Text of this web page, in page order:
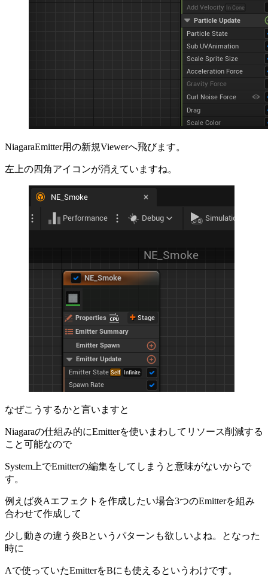
NiagaraEmitter用の新規Viewerへ飛びます。
左上の四角アイコンが消えていますね。
なぜこうするかと言いますと
Niagaraの仕組み的にEmitterを使いまわしてリソース削減する
こと可能なので
System上でEmitterの編集をしてしまうと意味がないからで
す。
例えば炎Aエフェクトを作成したい場合3つのEmitterを組み
合わせて作成して
少し動きの違う炎Bというパターンも欲しいよね。となった
時に
Aで使っていたEmitterをBにも使えるというわけです。